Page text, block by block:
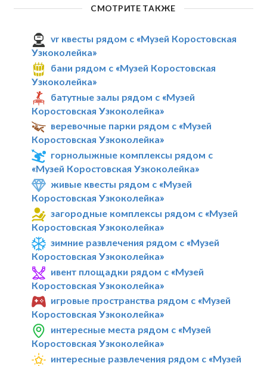
СМОТРИТЕ ТАКЖЕ
vr квесты рядом с «Музей Коростовская
Узкоколейка»
бани рядом с «Музей Коростовская
Узкоколейка»
батутные залы рядом с «Музей
Коростовская Узкоколейка»
веревочные парки рядом с «Музей
Коростовская Узкоколейка»
горнолыжные комплексы рядом с
«Музей Коростовская Узкоколейка»
живые квесты рядом с «Музей
Коростовская Узкоколейка»
загородные комплексы рядом с «Музей
Коростовская Узкоколейка»
зимние развлечения рядом с «Музей
Коростовская Узкоколейка»
ивент площадки рядом с «Музей
Коростовская Узкоколейка»
игровые пространства рядом с «Музей
Коростовская Узкоколейка»
интересные места рядом с «Музей
Коростовская Узкоколейка»
интересные развлечения рядом с «Музей